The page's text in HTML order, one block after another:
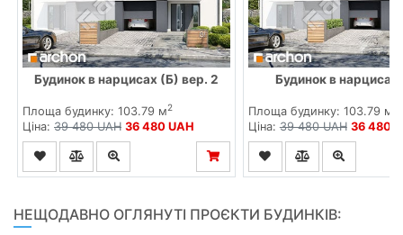
Будинок в нарцисах (Б) вер. 2
Площа будинку: 103.79 м2
Ціна: 39 480 UAH 36 480 UAH
Будинок в
Площа будинку: 103.79 м
Ціна:39 480 UAH 36 480
НЕЩОДАВНО ОГЛЯНУТІ ПРОЄКТИ БУДИНКІВ: